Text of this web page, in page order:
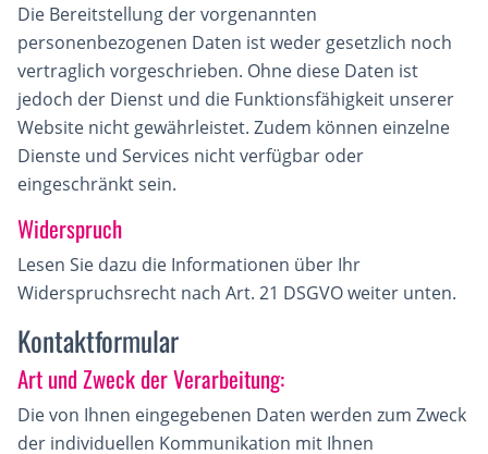
Die Bereitstellung der vorgenannten
personenbezogenen Daten ist weder gesetzlich noch
vertraglich vorgeschrieben. Ohne diese Daten ist
jedoch der Dienst und die Funktionsfähigkeit unserer
Website nicht gewährleistet. Zudem können einzelne
Dienste und Services nicht verfügbar oder
eingeschränkt sein.
Widerspruch
Lesen Sie dazu die Informationen über Ihr
Widerspruchsrecht nach Art. 21 DSGVO weiter unten.
Kontaktformular
Art und Zweck der Verarbeitung:
Die von Ihnen eingegebenen Daten werden zum Zweck
der individuellen Kommunikation mit Ihnen